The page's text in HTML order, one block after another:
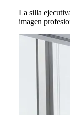
La silla
imagen